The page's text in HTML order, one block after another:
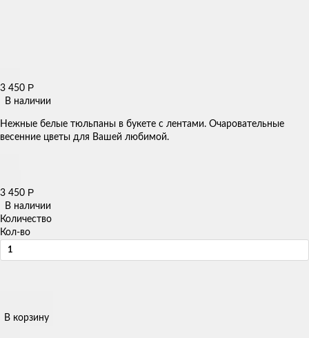
3 450 Р
В наличии
Нежные белые тюльпаны в букете с лентами. Очаровательные
весенние цветы для Вашей любимой.
3 450 Р
В наличии
Количество
Кол-во
В корзину